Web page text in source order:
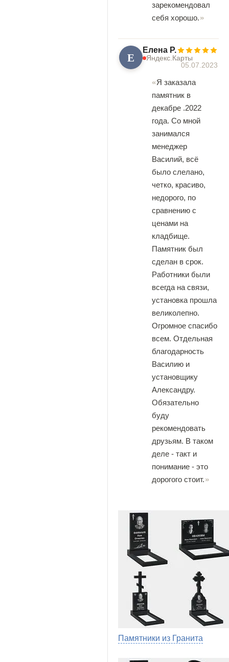
зарекомендовал
себя хорошо.
Е Елена Р.
Яндекс.Карты
05.07.2023
Я заказала
памятник в
декабре .2022
года. Со мной
занимался
менеджер
Василий, всё
было слелано,
четко, красиво,
недорого, по
сравнению с
ценами на
кладбище.
Памятник был
сделан в срок.
Работники были
всегда на связи,
установка прошла
великолепно.
Огромное спасибо
всем. Отдельная
благодарность
Василию и
установщику
Александру.
Обязательно
буду
рекомендовать
друзьям. В таком
деле - такт и
понимание - это
дорогого стоит.
Памятники из Гранита